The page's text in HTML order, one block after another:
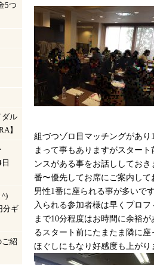
組づつゾロ目マッチングがあ
まって事もありますがスター
ンスがある事をお話ししてお
番〜優先してお席にご案内して
男性1番に座られる事が多いで
入られる参加者様は早くプロ
まで10分程度はお時間に余裕
るスタート前にたまたま隣に
ほぐしにもなり好感度も上がり
5つ
ダル
】
^)
分ギ
紹